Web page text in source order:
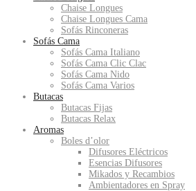
Chaise Longues
Chaise Longues Cama
Sofás Rinconeras
Sofás Cama
Sofás Cama Italiano
Sofás Cama Clic Clac
Sofás Cama Nido
Sofás Cama Varios
Butacas
Butacas Fijas
Butacas Relax
Aromas
Boles d’olor
Difusores Eléctricos
Esencias Difusores
Mikados y Recambios
Ambientadores en Spray